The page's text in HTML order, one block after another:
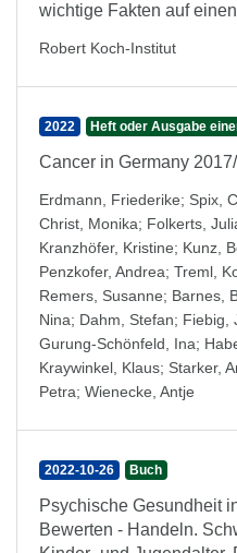
wichtige Fakten auf
Robert Koch-Institut
2022 Heft oder Ausgabe
Cancer in Germany
Erdmann, Friederike; Spix,
Christ, Monika; Folkerts,
Kranzhöfer, Kristine; Kunz,
Penzkofer, Andrea; Treml,
Remers, Susanne; Barnes,
Nina; Dahm, Stefan; Fiebig,
Gurung-Schönfeld, Ina;
Kraywinkel, Klaus; Starker,
Petra; Wienecke, Antje
2022-10-26 Buch
Psychische Gesundheit
Bewerten - Handeln.